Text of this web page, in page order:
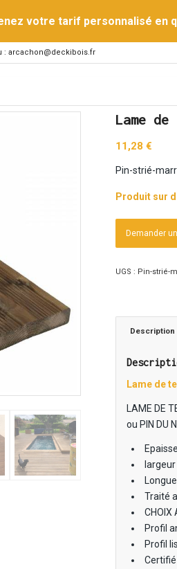
votre tarif personnalisé en
: arcachon@deckibois.fr
Lame
11,28 €
Pin-strié-
Produit sur
Demander
UGS : Pin-strié-
Description
Lame de
LAME DE
ou PIN DU
Traité
Profil
Profil